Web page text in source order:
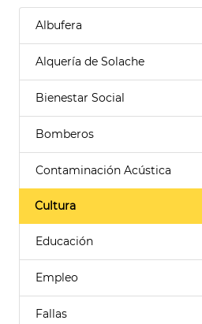
Albufera
Alquería de Solache
Bienestar Social
Bomberos
Contaminación Acústica
Cultura
Educación
Empleo
Fallas